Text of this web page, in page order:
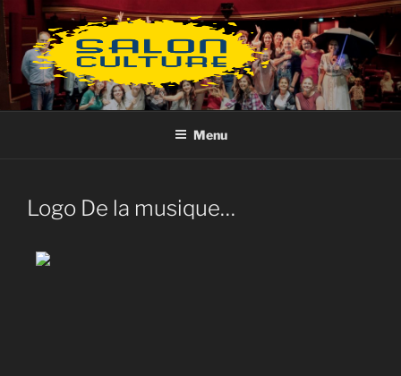
Aller
au
contenu
principal
Menu
Logo De la musique…